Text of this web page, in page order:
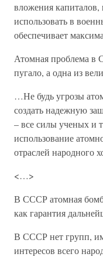
вложения капиталов,
использовать в
обеспечивает
Атомная проблема в
пугало, а одна из
…Не будь угрозы
создать надежную
– все силы ученых и
использование
отраслей народного
<…>
В СССР атомная
как гарантия
В СССР нет групп,
интересов всего